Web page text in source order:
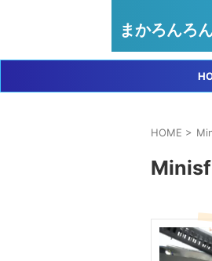
まかろんろ
HOME >